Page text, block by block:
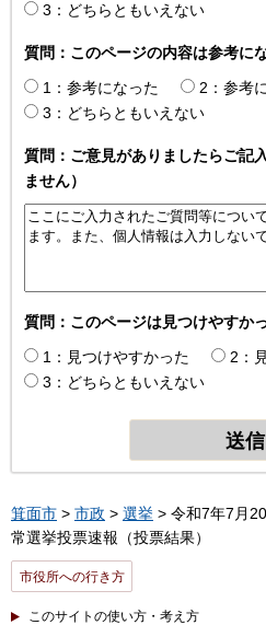
3：どちらともいえない
質問：このページの内容は参考に
1：参考になった
2：参考
3：どちらともいえない
質問：ご意見がありましたらご記
ません）
質問：このページは見つけやすか
1：見つけやすかった
2：
3：どちらともいえない
箕面市 > 市政 > 選挙 > 令和7年7月
常選挙投票速報（投票結果）
市役所への行き方
このサイトの使い方・考え方